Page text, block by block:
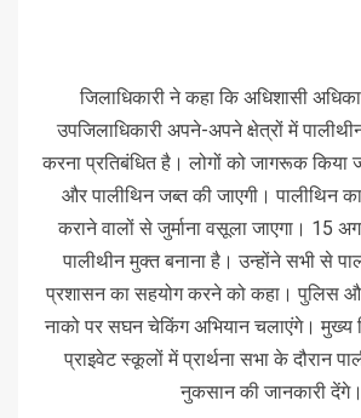
जिलाधिकारी ने कहा कि अधिशासी
उपजिलाधिकारी अपने-अपने क्षेत्रों में
करना प्रतिबंधित है। लोगों को जागरूक किया
और पालीथिन जब्त की जाएगी। पालीथिन
कराने वालों से जुर्माना वसूला जाएगा। 15
पालीथीन मुक्त बनाना है। उन्होंने सभी से
प्रशासन का सहयोग करने को कहा। पुलिस
नाको पर सघन चेकिंग अभियान चलाएंगे। मुख्य
प्राइवेट स्कूलों में प्रार्थना सभा के दौरान
नुकसान की जानकारी देंगे।